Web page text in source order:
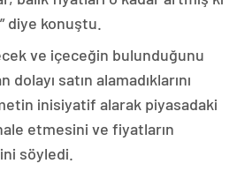
diye konuştu.
ve içeceğin bulunduğunu
satın alamadıklarını
inisiyatif alarak piyasadaki
etmesini ve fiyatların
söyledi.